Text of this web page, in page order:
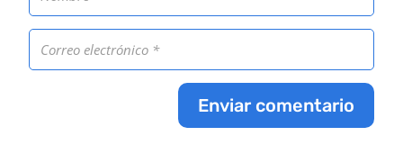
Enviar comentario